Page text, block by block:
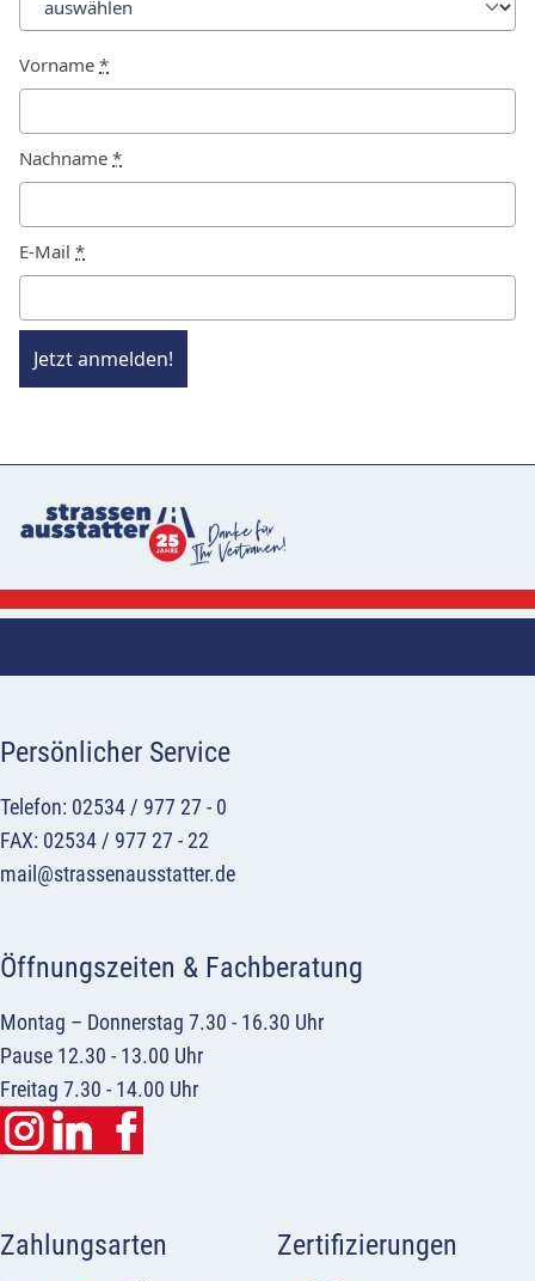
Vorname *
Nachname *
E-Mail *
Jetzt anmelden!
Persönlicher Service
Telefon: 02534 / 977 27 - 0
FAX: 02534 / 977 27 - 22
mail@strassenausstatter.de
Öffnungszeiten & Fachberatung
Montag – Donnerstag 7.30 - 16.30 Uhr
Pause 12.30 - 13.00 Uhr
Freitag 7.30 - 14.00 Uhr
Zahlungsarten Zertifizierungen